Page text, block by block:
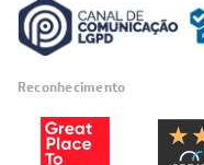
Reconhecimento